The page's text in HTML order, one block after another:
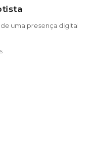
uma presença digital